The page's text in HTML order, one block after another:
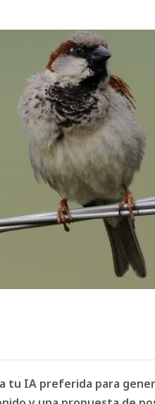
tu IA preferida para